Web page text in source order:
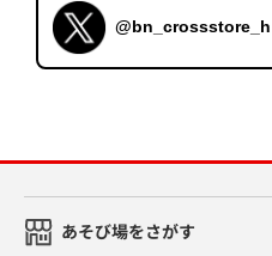
@bn_crossstore_h
あそび場をさがす